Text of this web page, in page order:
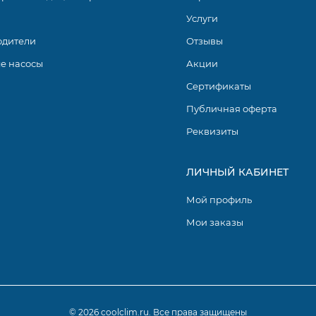
INVERTER представляют собой высокоэффективное
работают на экологичном фреоне R32, имеют высокий
пыли и неприятных запахов.
насосы
Услуги
Отзывы
Акции
Сертификаты
Публичная оферта
Реквизиты
ЛИЧНЫЙ КАБИНЕТ
Мой профиль
Мои заказы
© 2026 coolclim.ru. Все права защищены